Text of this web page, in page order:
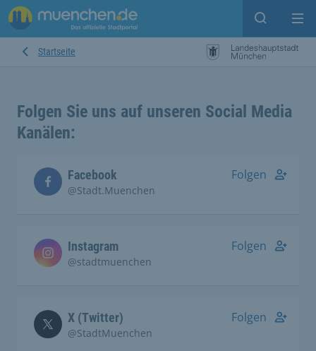
Open
Startseite
Folgen Sie uns auf unseren Social Media
Kanälen:
Facebook
@Stadt.Muenchen
Folgen
Instagram
@stadtmuenchen
Folgen
X (Twitter)
@StadtMuenchen
Folgen